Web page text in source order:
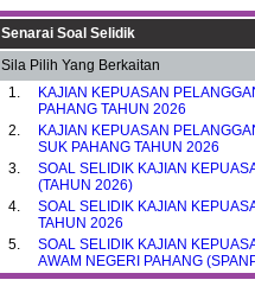
Senarai Soal Selidik
Sila Pilih Yang Berkaitan
1.
KAJIAN KEPUASAN
PAHANG TAHUN 2026
2.
KAJIAN KEPUASAN
SUK PAHANG TAHUN 2026
3.
SOAL SELIDIK KAJIAN
(TAHUN 2026)
4.
SOAL SELIDIK KAJIAN
TAHUN 2026
5.
SOAL SELIDIK KAJIAN
AWAM NEGERI PAHANG